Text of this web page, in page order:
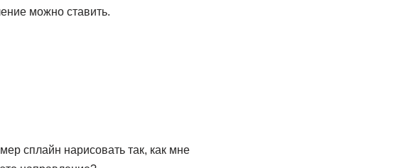
можно ставить.
сплайн нарисовать так, как мне